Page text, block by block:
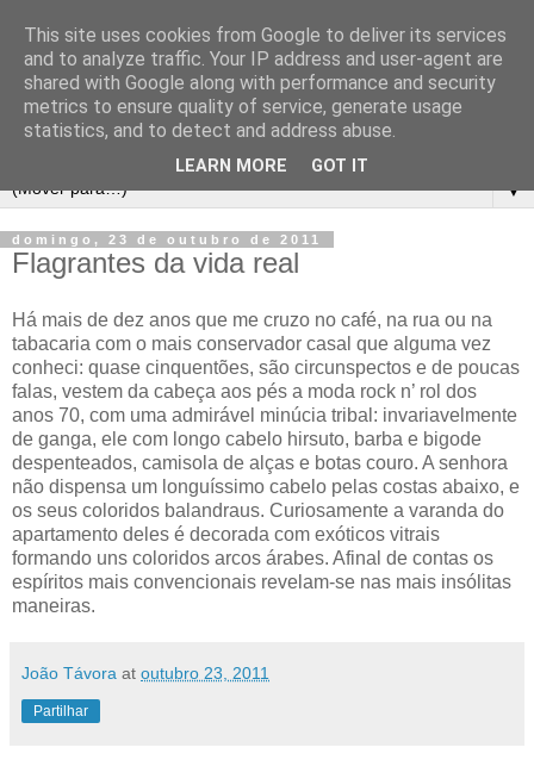
▼
domingo, 23 de outubro de 2011
Flagrantes da vida real
Há mais de dez anos que me cruzo no café, na rua ou na
tabacaria com o mais conservador casal que alguma vez
conheci: quase cinquentões, são circunspectos e de poucas
falas, vestem da cabeça aos pés a moda rock n’ rol dos
anos 70, com uma admirável minúcia tribal: invariavelmente
de ganga, ele com longo cabelo hirsuto, barba e bigode
despenteados, camisola de alças e botas couro. A senhora
não dispensa um longuíssimo cabelo pelas costas abaixo, e
os seus coloridos balandraus. Curiosamente a varanda do
apartamento deles é decorada com exóticos vitrais
formando uns coloridos arcos árabes. Afinal de contas os
espíritos mais convencionais revelam-se nas mais insólitas
maneiras.
João Távora at outubro 23, 2011
Partilhar
This site uses cookies from Google to deliver its services
and to analyze traffic. Your IP address and user-agent are
shared with Google along with performance and security
metrics to ensure quality of service, generate usage
statistics, and to detect and address abuse.
LEARN MORE GOT IT